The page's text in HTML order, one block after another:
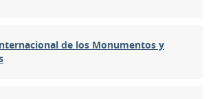
de los Monumentos y